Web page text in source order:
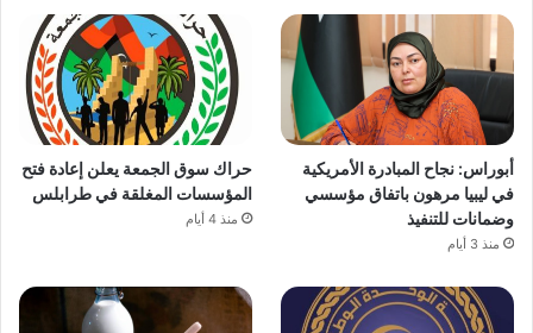
أبوراس: نجاح المبادرة الأمريكية
في ليبيا مرهون باتفاق مؤسسي
وضمانات للتنفيذ
منذ 3 أيام
حراك سوق الجمعة يعلن إعادة فتح
المؤسسات المغلقة في طرابلس
منذ 4 أيام